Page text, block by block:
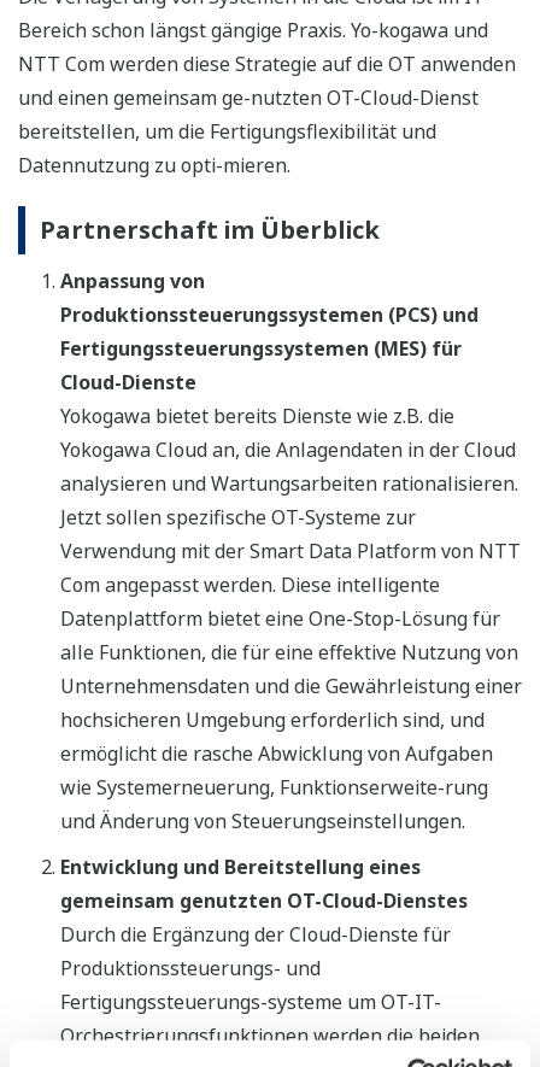
Bereich schon längst gängige Praxis. Yo-kogawa und
NTT Com werden diese Strategie auf die OT anwenden
und einen gemeinsam ge-nutzten OT-Cloud-Dienst
bereitstellen, um die Fertigungsflexibilität und
Datennutzung zu opti-mieren.
Partnerschaft im Überblick
Anpassung von
Produktionssteuerungssystemen (PCS) und
Fertigungssteuerungssystemen (MES) für
Cloud-Dienste
Yokogawa bietet bereits Dienste wie z.B. die
Yokogawa Cloud an, die Anlagendaten in der Cloud
analysieren und Wartungsarbeiten rationalisieren.
Jetzt sollen spezifische OT-Systeme zur
Verwendung mit der Smart Data Platform von NTT
Com angepasst werden. Diese intelligente
Datenplattform bietet eine One-Stop-Lösung für
alle Funktionen, die für eine effektive Nutzung von
Unternehmensdaten und die Gewährleistung einer
hochsicheren Umgebung erforderlich sind, und
ermöglicht die rasche Abwicklung von Aufgaben
wie Systemerneuerung, Funktionserweite-rung
und Änderung von Steuerungseinstellungen.
Entwicklung und Bereitstellung eines
gemeinsam genutzten OT-Cloud-Dienstes
Durch die Ergänzung der Cloud-Dienste für
Produktionssteuerungs- und
Fertigungssteuerungs-systeme um OT-IT-
Orchestrierungsfunktionen werden die beiden